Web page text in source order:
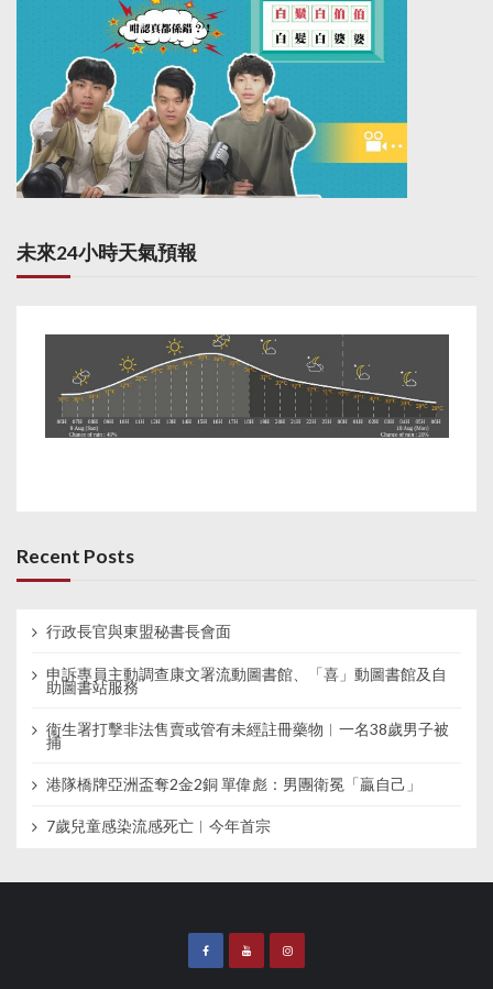
未來24小時天氣預報
Recent Posts
行政長官與東盟秘書長會面
申訴專員主動調查康文署流動圖書館、「喜」動圖書館及自
助圖書站服務
衞生署打擊非法售賣或管有未經註冊藥物︱一名38歲男子被
捕
港隊橋牌亞洲盃奪2金2銅 單偉彪：男團衛冕「贏自己」
7歲兒童感染流感死亡︱今年首宗